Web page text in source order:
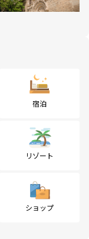
宿泊
リゾート
ショップ